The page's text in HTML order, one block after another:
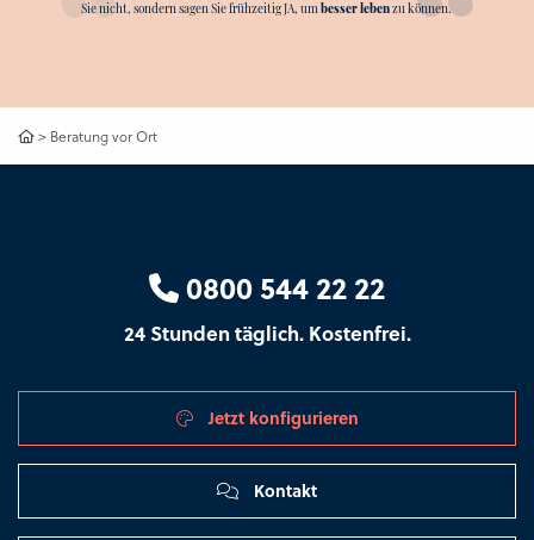
Sie nicht, sondern sagen Sie frühzeitig JA, umbesser lebenzu können.
> Beratung vor Ort
0800 544 22 22
24 Stunden täglich. Kostenfrei.
Jetzt konfigurieren
Kontakt